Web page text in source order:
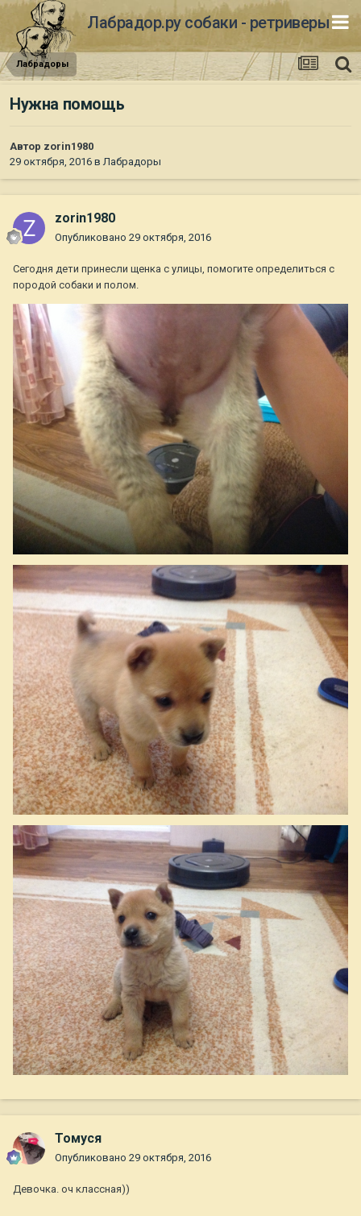
Лабрадор.ру собаки - ретриверы
Лабрадоры
Нужна помощь
Автор zorin1980
29 октября, 2016 вЛабрадоры
zorin1980
Опубликовано 29 октября, 2016
Сегодня дети принесли щенка с улицы, помогите определиться с
породой собаки и полом.
Томуся
Опубликовано 29 октября, 2016
Девочка. оч классная))